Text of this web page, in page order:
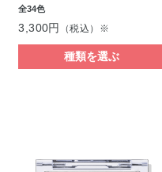
全34色
3,300円 （税込）※
種類を選ぶ